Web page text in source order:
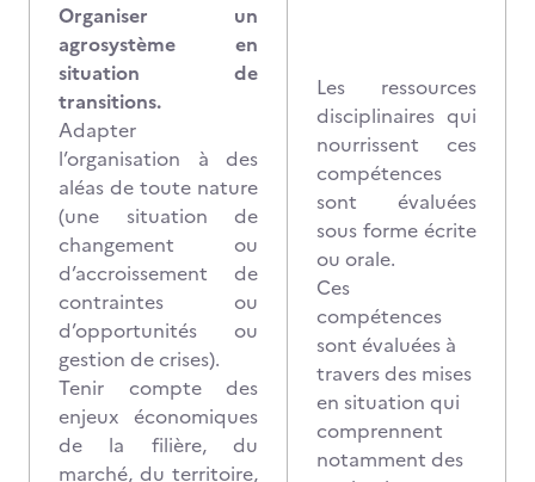
Organiser un
agrosystème en
situation de
transitions.
Adapter
l’organisation à des
aléas de toute nature
(une situation de
changement ou
d’accroissement de
contraintes ou
d’opportunités ou
gestion de crises).
Tenir compte des
enjeux économiques
de la filière, du
marché, du territoire,
Les ressources
disciplinaires qui
nourrissent ces
compétences
sont évaluées
sous forme écrite
ou orale.
Ces
compétences
sont évaluées à
travers des mises
en situation qui
comprennent
notamment des